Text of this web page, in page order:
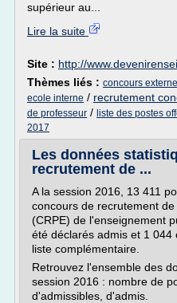
supérieur au...
Lire la suite
Site : http://
Thèmes liés : concours
ecole interne / recrutement
de professeur / liste des postes
2017
Les données
recrutement de ...
A la session 2016, 13 411
concours de recrutement
(CRPE) de l'enseignement
été déclarés admis et 1
liste complémentaire.
Retrouvez l'ensemble des
session 2016 : nombre de
d'admissibles, d'admis.